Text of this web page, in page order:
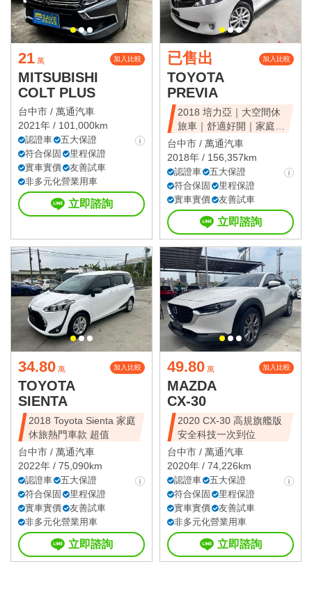
21 萬 加入比較
MITSUBISHI
COLT PLUS
台中市 / 萬通汽車
2021年 / 101,000km
認證車
五大保證
符合保固
里程保證
實車實價
友善試車
非多元化營業用車
立即諮詢
已售出 加入比較
TOYOTA
PREVIA
2018 培力亞｜大空間休
旅車｜舒適好開｜家庭首
選｜可全額貸
台中市 / 萬通汽車
2018年 / 156,357km
認證車
五大保證
符合保固
里程保證
實車實價
友善試車
立即諮詢
34.80 萬 加入比較
TOYOTA
SIENTA
2018 Toyota Sienta 家庭
休旅熱門車款 超值
台中市 / 萬通汽車
2022年 / 75,090km
認證車
五大保證
符合保固
里程保證
實車實價
友善試車
非多元化營業用車
立即諮詢
49.80 萬 加入比較
MAZDA
CX-30
2020 CX-30 高規旗艦版
安全科技一次到位
台中市 / 萬通汽車
2020年 / 74,226km
認證車
五大保證
符合保固
里程保證
實車實價
友善試車
非多元化營業用車
立即諮詢